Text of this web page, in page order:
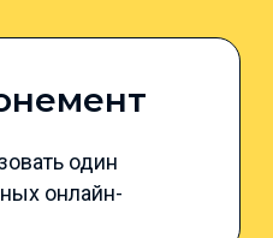
один
онлайн-